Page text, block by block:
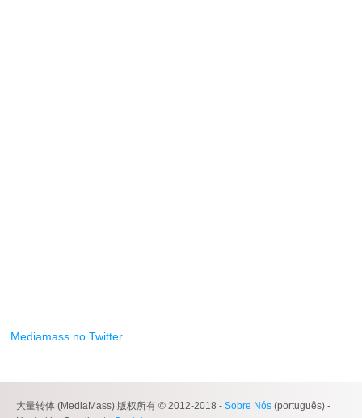
Mediamass no Twitter
大量转体 (MediaMass) 版权所有 © 2012-2018 - Sobre Nós (português) -